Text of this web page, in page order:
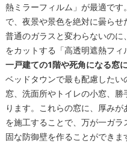
熱ミラーフィルム」が最適で
で、夜景や景色を絶対に曇ら
普通のガラスと変わらないの
をカットする「高透明遮熱フィ
一戸建ての1階や死角になる窓
ベッドタウンで最も配慮した
窓、洗面所やトイレの小窓、
ります。これらの窓に、厚みが
を施工することで、万が一ガ
固な防御壁を作ることができま